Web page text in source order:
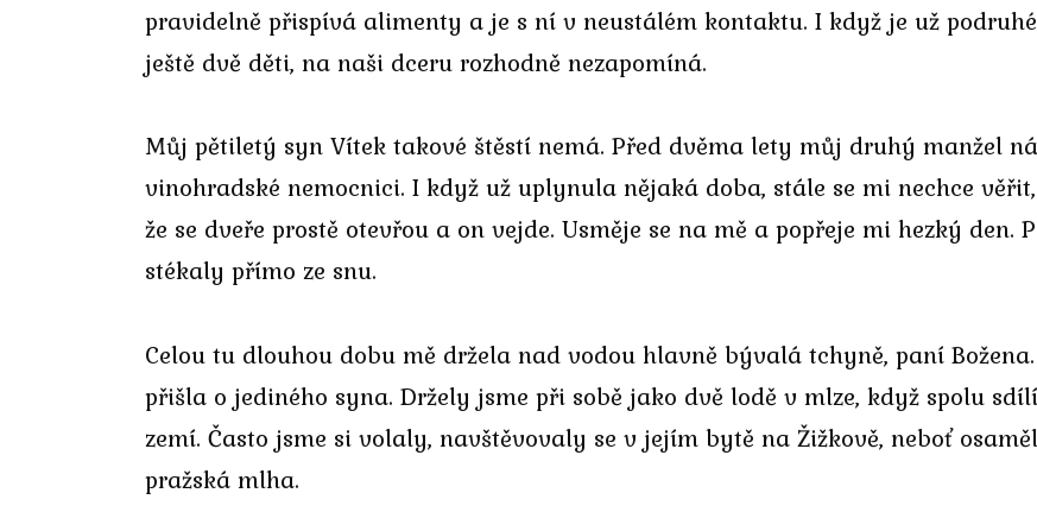
pravidelně přispívá alimenty a je s ní v neustálém kontaktu. I když je už
ještě dvě děti, na naši dceru rozhodně nezapomíná.
Můj pětiletý syn Vítek takové štěstí nemá. Před dvěma lety můj druhý manžel
vinohradské nemocnici. I když už uplynula nějaká doba, stále se mi nechce
že se dveře prostě otevřou a on vejde. Usměje se na mě a popřeje mi hezký
stékaly přímo ze snu.
Celou tu dlouhou dobu mě držela nad vodou hlavně bývalá tchyně, paní
přišla o jediného syna. Držely jsme při sobě jako dvě lodě v mlze, když spolu
zemí. Často jsme si volaly, navštěvovaly se v jejím bytě na Žižkově, neboť
pražská mlha.